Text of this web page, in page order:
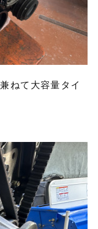
ねて大容量タイ